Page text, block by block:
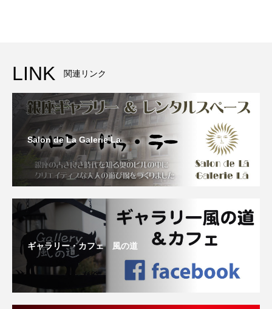
LINK 関連リンク
Salon de La Galerie La
ギャラリー・カフェ 風の道